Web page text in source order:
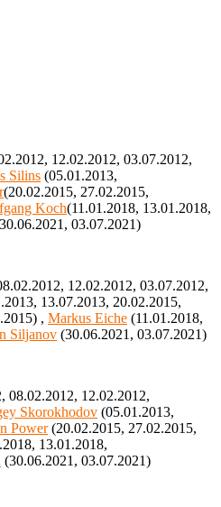
12.02.2012, 03.07.2012,
Silins (05.01.2013,
(20.02.2015, 27.02.2015,
Koch(11.01.2018, 13.01.2018,
03.07.2021)
12.02.2012, 03.07.2012,
13.07.2013, 20.02.2015,
, Markus Eiche (11.01.2018,
Siljanov (30.06.2021, 03.07.2021)
08.02.2012, 12.02.2012,
Skorokhodov (05.01.2013,
Power(20.02.2015, 27.02.2015,
13.01.2018,
(30.06.2021, 03.07.2021)